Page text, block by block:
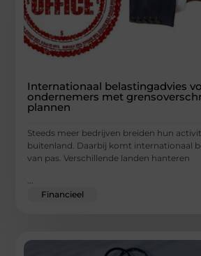
Internationaal belastingadvies
ondernemers met
plannen
Steeds meer bedrijven breiden hun
buitenland. Daarbij komt internationaal
van pas. Verschillende landen hanteren
...
Financieel